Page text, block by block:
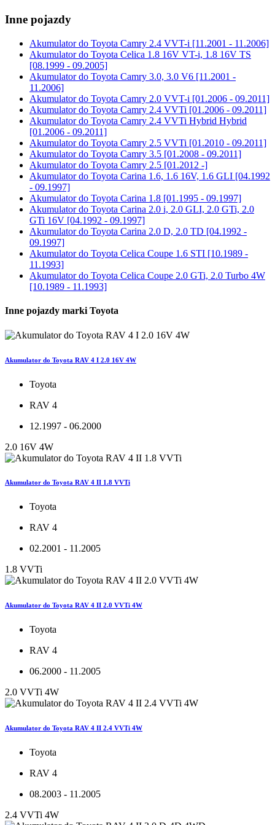
Inne pojazdy
Akumulator do Toyota Camry 2.4 VVT-i [11.2001 - 11.2006]
Akumulator do Toyota Celica 1.8 16V VT-i, 1.8 16V TS
[08.1999 - 09.2005]
Akumulator do Toyota Camry 3.0, 3.0 V6 [11.2001 -
11.2006]
Akumulator do Toyota Camry 2.0 VVT-i [01.2006 - 09.2011]
Akumulator do Toyota Camry 2.4 VVTi [01.2006 - 09.2011]
Akumulator do Toyota Camry 2.4 VVTi Hybrid Hybrid
[01.2006 - 09.2011]
Akumulator do Toyota Camry 2.5 VVTi [01.2010 - 09.2011]
Akumulator do Toyota Camry 3.5 [01.2008 - 09.2011]
Akumulator do Toyota Camry 2.5 [01.2012 -]
Akumulator do Toyota Carina 1.6, 1.6 16V, 1.6 GLI [04.1992
- 09.1997]
Akumulator do Toyota Carina 1.8 [01.1995 - 09.1997]
Akumulator do Toyota Carina 2.0 i, 2.0 GLI, 2.0 GTi, 2.0
GTi 16V [04.1992 - 09.1997]
Akumulator do Toyota Carina 2.0 D, 2.0 TD [04.1992 -
09.1997]
Akumulator do Toyota Celica Coupe 1.6 STI [10.1989 -
11.1993]
Akumulator do Toyota Celica Coupe 2.0 GTi, 2.0 Turbo 4W
[10.1989 - 11.1993]
Inne pojazdy marki Toyota
Akumulator do Toyota RAV 4 I 2.0 16V 4W
Toyota
RAV 4
12.1997 - 06.2000
2.0 16V 4W
Akumulator do Toyota RAV 4 II 1.8 VVTi
Toyota
RAV 4
02.2001 - 11.2005
1.8 VVTi
Akumulator do Toyota RAV 4 II 2.0 VVTi 4W
Toyota
RAV 4
06.2000 - 11.2005
2.0 VVTi 4W
Akumulator do Toyota RAV 4 II 2.4 VVTi 4W
Toyota
RAV 4
08.2003 - 11.2005
2.4 VVTi 4W